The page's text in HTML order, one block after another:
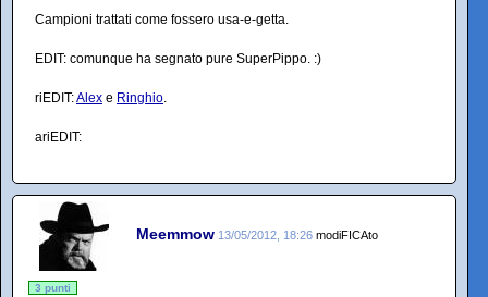
Campioni trattati come fossero usa-e-getta.
EDIT: comunque ha segnato pure SuperPippo. :)
riEDIT:Alex e Ringhio.
ariEDIT:
Meemmow 13/05/2012, 18:26 modiFICAto
3 punti